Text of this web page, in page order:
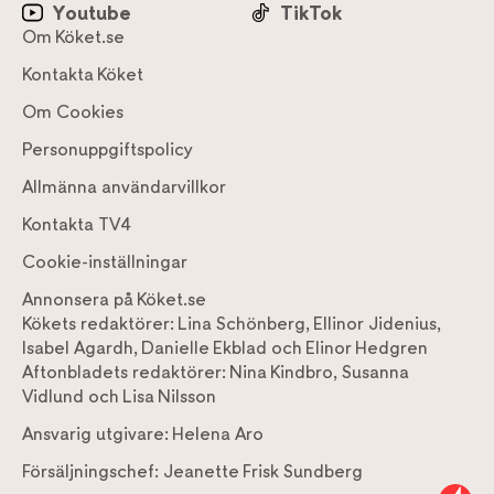
Youtube
TikTok
Om Köket.se
Kontakta Köket
Om Cookies
Personuppgiftspolicy
Allmänna användarvillkor
Kontakta TV4
Cookie-inställningar
Annonsera på Köket.se
Kökets redaktörer: Lina Schönberg, Ellinor Jidenius,
Isabel Agardh, Danielle Ekblad och Elinor Hedgren
Aftonbladets redaktörer: Nina Kindbro, Susanna
Vidlund och Lisa Nilsson
Ansvarig utgivare: Helena Aro
Försäljningschef: Jeanette Frisk Sundberg